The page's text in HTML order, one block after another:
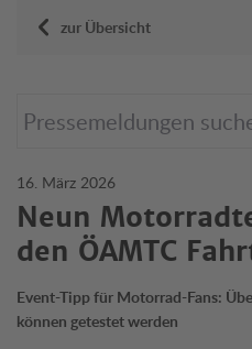
zur Übersicht
16. März 2026
Neun
den ÖAMTC
Event-Tipp für Motorrad-Fans:
können getestet werden